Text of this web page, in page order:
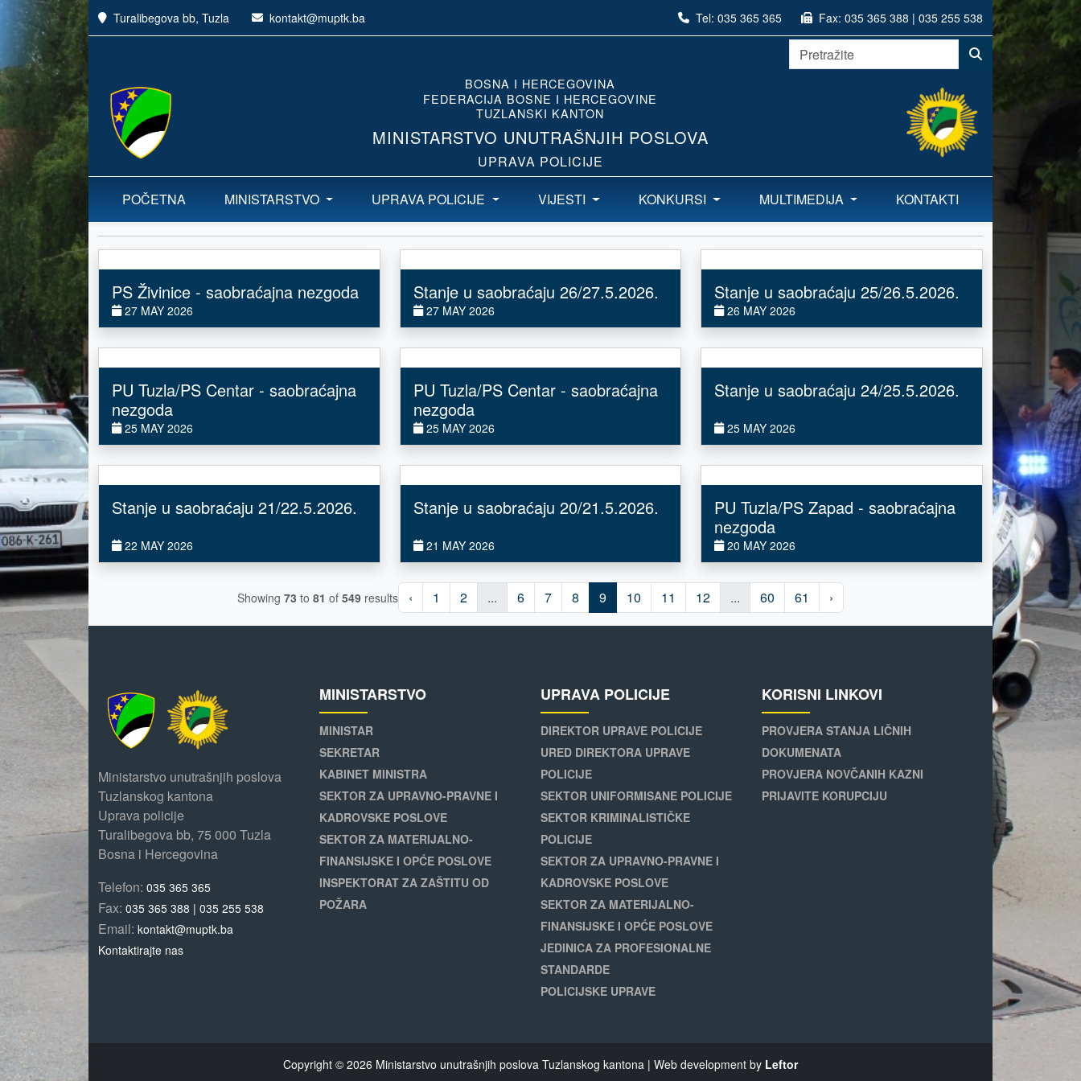
Turalibegova bb, Tuzla kontakt@muptk.ba Tel: 035 365 365 Fax: 035 365 388 | 035 255 538
BOSNA I HERCEGOVINA
FEDERACIJA BOSNE I HERCEGOVINE
TUZLANSKI KANTON
MINISTARSTVO UNUTRAŠNJIH POSLOVA
UPRAVA POLICIJE
POČETNA MINISTARSTVO UPRAVA POLICIJE VIJESTI KONKURSI MULTIMEDIJA KONTAKTI
PS Živinice - saobraćajna nezgoda
27 MAY 2026
Stanje u saobraćaju 26/27.5.2026.
27 MAY 2026
Stanje u saobraćaju 25/26.5.2026.
26 MAY 2026
PU Tuzla/PS Centar - saobraćajna
nezgoda
25 MAY 2026
PU Tuzla/PS Centar - saobraćajna
nezgoda
25 MAY 2026
Stanje u saobraćaju 24/25.5.2026.
25 MAY 2026
Stanje u saobraćaju 21/22.5.2026.
22 MAY 2026
Stanje u saobraćaju 20/21.5.2026.
21 MAY 2026
PU Tuzla/PS Zapad - saobraćajna
nezgoda
20 MAY 2026
Showing 73 to 81 of 549 results ‹ 1 2 ... 6 7 8 9 10 11 12 ... 60 61 ›
Ministarstvo unutrašnjih poslova
Tuzlanskog kantona
Uprava policije
Turalibegova bb, 75 000 Tuzla
Bosna i Hercegovina
Telefon: 035 365 365
Fax: 035 365 388 | 035 255 538
Email: kontakt@muptk.ba
Kontaktirajte nas
MINISTARSTVO
MINISTAR
SEKRETAR
KABINET MINISTRA
SEKTOR ZA UPRAVNO-PRAVNE I
KADROVSKE POSLOVE
SEKTOR ZA MATERIJALNO-
FINANSIJSKE I OPĆE POSLOVE
INSPEKTORAT ZA ZAŠTITU OD
POŽARA
UPRAVA POLICIJE
DIREKTOR UPRAVE POLICIJE
URED DIREKTORA UPRAVE
POLICIJE
SEKTOR UNIFORMISANE POLICIJE
SEKTOR KRIMINALISTIČKE
POLICIJE
SEKTOR ZA UPRAVNO-PRAVNE I
KADROVSKE POSLOVE
SEKTOR ZA MATERIJALNO-
FINANSIJSKE I OPĆE POSLOVE
JEDINICA ZA PROFESIONALNE
STANDARDE
POLICIJSKE UPRAVE
KORISNI LINKOVI
PROVJERA STANJA LIČNIH
DOKUMENATA
PROVJERA NOVČANIH KAZNI
PRIJAVITE KORUPCIJU
Copyright © 2026 Ministarstvo unutrašnjih poslova Tuzlanskog kantona | Web development by Leftor